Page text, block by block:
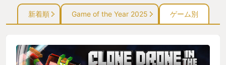
新着順 Game of the Year 2025 ゲーム別